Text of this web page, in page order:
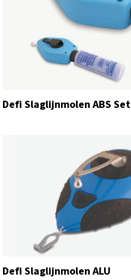
Defi Slaglijnmolen ABS Set
Defi Slaglijnmolen ALU